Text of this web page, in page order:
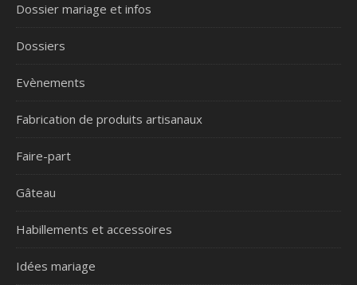
Dossier mariage et infos
Dossiers
Evènements
Fabrication de produits artisanaux
Faire-part
Gâteau
Habillements et accessoires
Idées mariage